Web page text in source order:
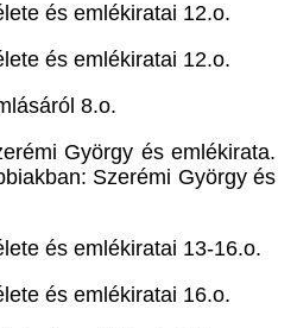
és emlékiratai 12.o.
és emlékiratai 12.o.
8.o.
György és emlékirata.
Szerémi György és
és emlékiratai 13-16.o.
és emlékiratai 16.o.